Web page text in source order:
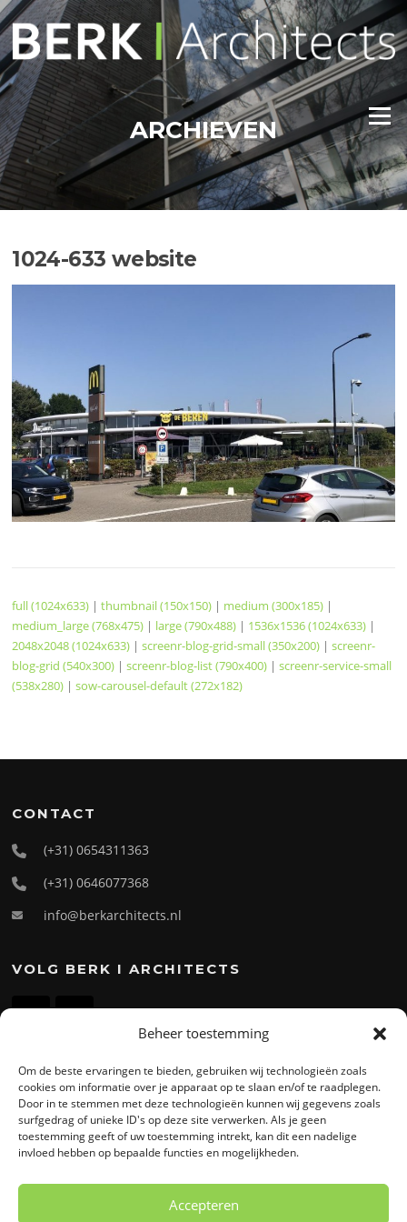
Beheer toestemming
Om de beste ervaringen te bieden, gebruiken wij technologieën zoals
cookies om informatie over je apparaat op te slaan en/of te raadplegen.
Door in te stemmen met deze technologieën kunnen wij gegevens zoals
surfgedrag of unieke ID's op deze site verwerken. Als je geen
toestemming geeft of uw toestemming intrekt, kan dit een nadelige
invloed hebben op bepaalde functies en mogelijkheden.
Accepteren
Ga
naar
de
inhoud
Menu
ARCHIEVEN
1024-633 website
full (1024x633) |thumbnail (150x150) | medium (300x185) |
medium_large (768x475) | large (790x488) | 1536x1536 (1024x633) |
2048x2048 (1024x633) |screenr-blog-grid-small (350x200) |screenr-
blog-grid (540x300) |screenr-blog-list (790x400) |screenr-service-small
(538x280) |sow-carousel-default (272x182)
CONTACT
(+31) 0654311363
(+31) 0646077368
info@berkarchitects.nl
VOLG BERK I ARCHITECTS
ADRES
BERKIArchitects B.V.
Takkebijsters 57a
4817 BL Breda